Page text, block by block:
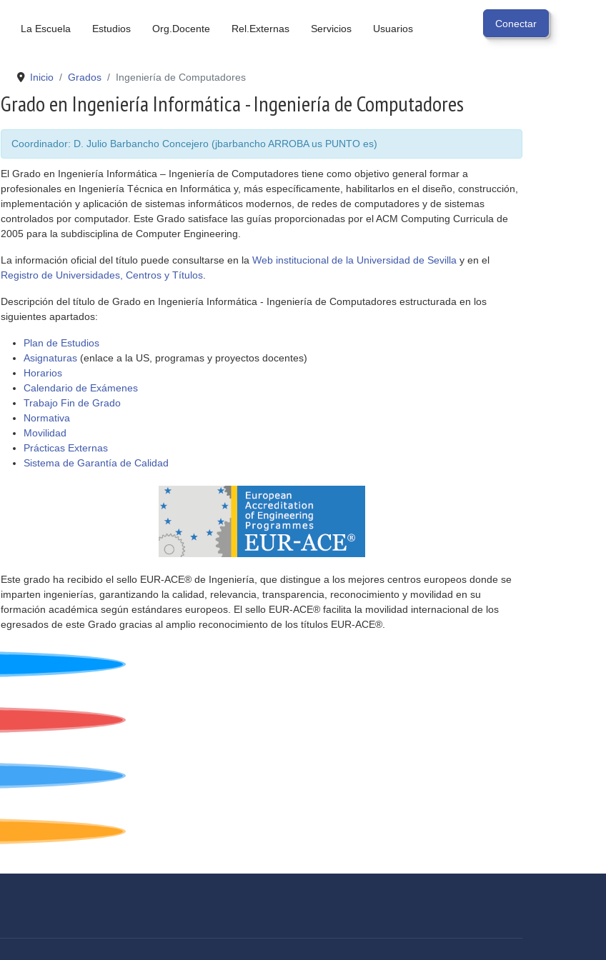
La Escuela Estudios Org.Docente Rel.Externas Servicios Usuarios
Inicio Grados Ingeniería de Computadores
Grado en Ingeniería Informática - Ingeniería de Computadores
Coordinador: D. Julio Barbancho Concejero (jbarbancho ARROBA us PUNTO es)
El Grado en Ingeniería Informática – Ingeniería de Computadores tiene como objetivo general formar a
profesionales en Ingeniería Técnica en Informática y, más específicamente, habilitarlos en el diseño, construcción,
implementación y aplicación de sistemas informáticos modernos, de redes de computadores y de sistemas
controlados por computador. Este Grado satisface las guías proporcionadas por el ACM Computing Curricula de
2005 para la subdisciplina de Computer Engineering.
La información oficial del título puede consultarse en la Web institucional de la Universidad de Sevilla y en el
Registro de Universidades, Centros y Títulos
Descripción del título de Grado en Ingeniería Informática - Ingeniería de Computadores estructurada en los
siguientes apartados:
Plan de Estudios
Asignaturas (enlace a la US, programas y proyectos docentes)
Horarios
Calendario de Exámenes
Trabajo Fin de Grado
Normativa
Movilidad
Prácticas Externas
Sistema de Garantía de Calidad
Este grado ha recibido el sello EUR-ACE® de Ingeniería, que distingue a los mejores centros europeos donde se
imparten ingenierías, garantizando la calidad, relevancia, transparencia, reconocimiento y movilidad en su
formación académica según estándares europeos. El sello EUR-ACE® facilita la movilidad internacional de los
egresados de este Grado gracias al amplio reconocimiento de los títulos EUR-ACE®.